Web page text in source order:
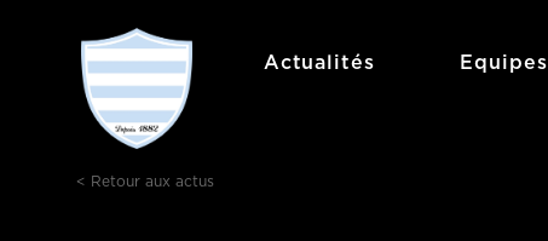
Actualités Equipes
< Retour aux actus